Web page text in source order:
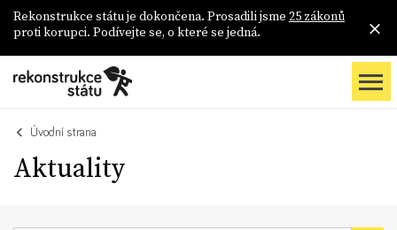
Rekonstrukce státu je dokončena. Prosadili jsme 25 zákonů
proti korupci. Podívejte se, o které se jedná.
Úvodní strana
Aktuality